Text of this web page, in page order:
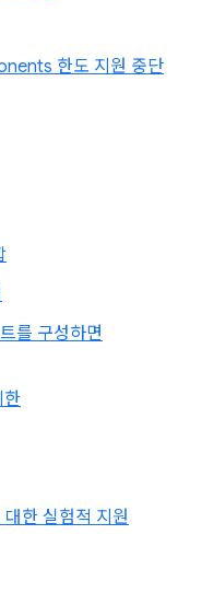
한도 지원 중단
를 구성하면
한
한 실험적 지원